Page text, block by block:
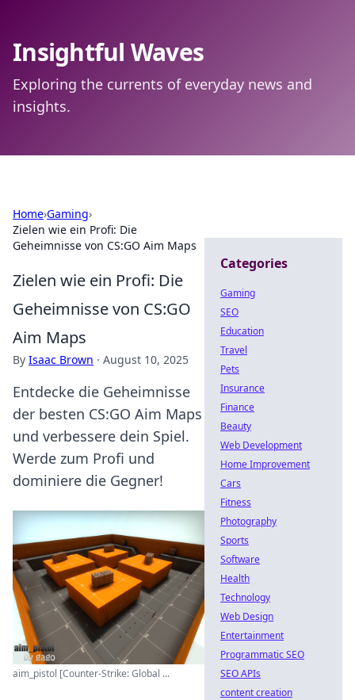
Insightful Waves
Exploring the currents of everyday news and
insights.
Home›Gaming›
Zielen wie ein Profi: Die
Geheimnisse von CS:GO Aim Maps
Zielen wie ein Profi: Die
Geheimnisse von CS:GO
Aim Maps
By Isaac Brown · August 10, 2025
Entdecke die Geheimnisse
der besten CS:GO Aim Maps
und verbessere dein Spiel.
Werde zum Profi und
dominiere die Gegner!
aim_pistol [Counter-Strike: Global ...
Categories
Gaming
SEO
Education
Travel
Pets
Insurance
Finance
Beauty
Web Development
Home Improvement
Cars
Fitness
Photography
Sports
Software
Health
Technology
Web Design
Entertainment
Programmatic SEO
SEO APIs
content creation